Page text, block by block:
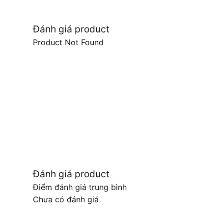
Đánh giá product
Product Not Found
Đánh giá product
Điểm đánh giá trung bình
Chưa có đánh giá